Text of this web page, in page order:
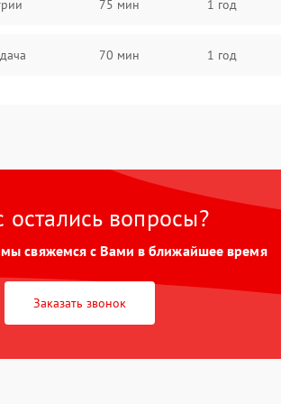
75 мин 1 год
70 мин 1 год
остались вопросы?
мы свяжемся с Вами в ближайшее время
Заказать звонок